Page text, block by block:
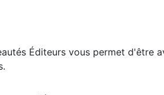
Éditeurs vous permet d'être